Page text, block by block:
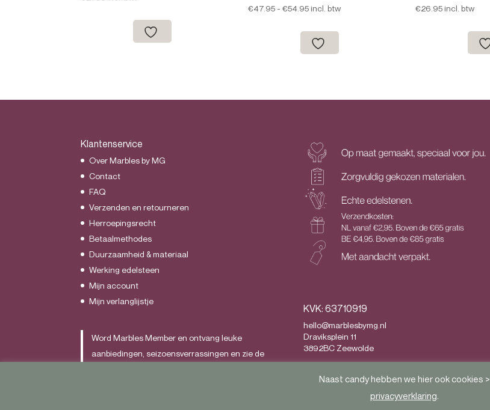
€47.95 - €54.95Prijsklasse:
€54.95
incl. btw €26.95incl. btw
Klantenservice
Over Marbles by MG
Contact
FAQ
Verzenden en retourneren
Herroepingsrecht
Betaalmethodes
Duurzaamheid & materiaal
Werking edelsteen
Mijn account
Mijn verlanglijstje
Word Marbles Member en ontvang leuke
aanbiedingen, seizoensverrassingen en zie de
KVK: 63710919
hello@marblesbymg.nl
Draviksplein 11
3892BC Zeewolde
Naast candy hebben we hier ook cookies >
privacyverklaring.